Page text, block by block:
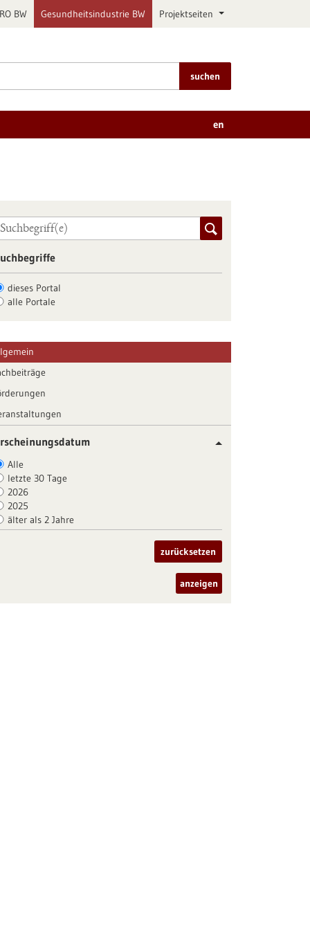
BW Gesundheitsindustrie BW Projektseiten
suchen
en
dieses Portal
alle Portale
Alle
letzte 30 Tage
2026
2025
älter als 2 Jahre
zurücksetzen
anzeigen